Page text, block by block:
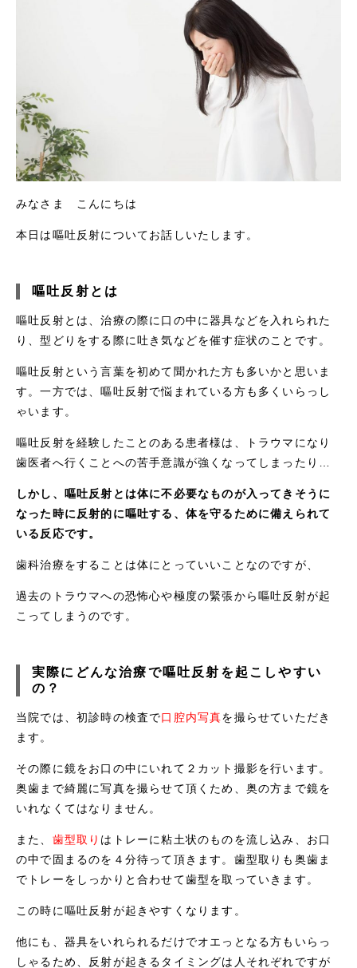
みなさま こんにちは
本日は嘔吐反射についてお話しいたします。
嘔吐反射とは
嘔吐反射とは、治療の際に口の中に器具などを入れられた
り、型どりをする際に吐き気などを催す症状のことです。
嘔吐反射という言葉を初めて聞かれた方も多いかと思いま
す。一方では、嘔吐反射で悩まれている方も多くいらっし
ゃいます。
嘔吐反射を経験したことのある患者様は、トラウマになり
歯医者へ行くことへの苦手意識が強くなってしまったり…
しかし、嘔吐反射とは体に不必要なものが入ってきそうに
なった時に反射的に嘔吐する、体を守るために備えられて
いる反応です。
歯科治療をすることは体にとっていいことなのですが、
過去のトラウマへの恐怖心や極度の緊張から嘔吐反射が起
こってしまうのです。
実際にどんな治療で嘔吐反射を起こしやすい
の？
当院では、初診時の検査で口腔内写真を撮らせていただき
ます。
その際に鏡をお口の中にいれて２カット撮影を行います。
奥歯まで綺麗に写真を撮らせて頂くため、奥の方まで鏡を
いれなくてはなりません。
また、 歯型取り はトレーに粘土状のものを流し込み、お口
の中で固まるのを４分待って頂きます。歯型取りも奥歯ま
でトレーをしっかりと合わせて歯型を取っていきます。
この時に嘔吐反射が起きやすくなります。
他にも、器具をいれられるだけでオエっとなる方もいらっ
しゃるため、反射が起きるタイミングは人それぞれですが